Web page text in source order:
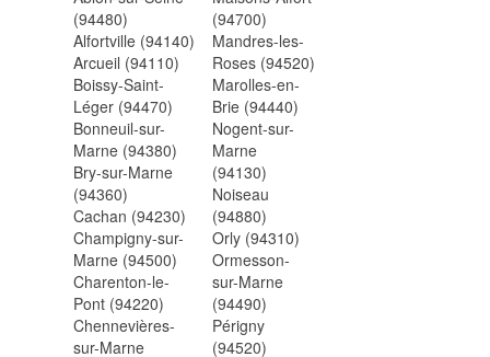
(94480)
Alfortville (94140)
Arcueil (94110)
Boissy-Saint-
Léger (94470)
Bonneuil-sur-
Marne (94380)
Bry-sur-Marne
(94360)
Cachan (94230)
Champigny-sur-
Marne (94500)
Charenton-le-
Pont (94220)
Chennevières-
sur-Marne
(94700)
Mandres-les-
Roses (94520)
Marolles-en-
Brie (94440)
Nogent-sur-
Marne
(94130)
Noiseau
(94880)
Orly (94310)
Ormesson-
sur-Marne
(94490)
Périgny
(94520)